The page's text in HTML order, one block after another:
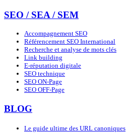
SEO / SEA / SEM
Accompagnement SEO
Référencement SEO International
Recherche et analyse de mots clés
Link building
E-réputation digitale
SEO technique
SEO ON-Page
SEO OFF-Page
BLOG
Le guide ultime des URL canoniques